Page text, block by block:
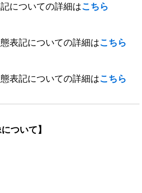
についての詳細はこちら
表記についての詳細はこちら
表記についての詳細はこちら
ついて】